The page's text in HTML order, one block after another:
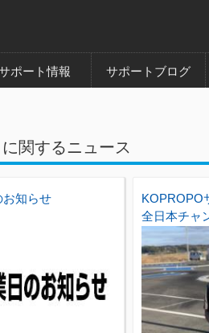
ポート情報 サポートブログ
に関するニュース
お知らせ
KOPROPO
全日本チャ
手が加入!